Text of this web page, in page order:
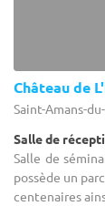
Château de
Saint-Amans-
Salle de
Salle de
possède un
centenaires